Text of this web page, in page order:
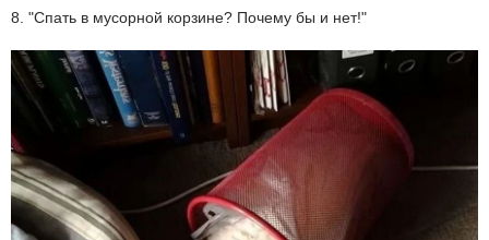
8. "Спать в мусорной корзине? Почему бы и нет!"